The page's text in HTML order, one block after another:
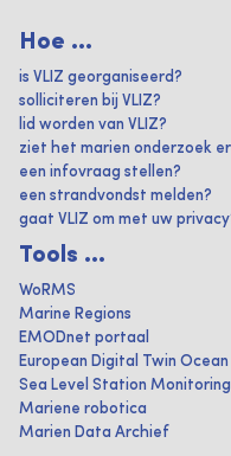
Hoe ...
is VLIZ georganiseerd?
solliciteren bij VLIZ?
lid worden van VLIZ?
ziet het marien onderzoek
een infovraag stellen?
een strandvondst melden?
gaat VLIZ om met uw
Tools ...
WoRMS
Marine Regions
EMODnet portaal
European Digital Twin Ocean
Sea Level Station
Mariene robotica
Marien Data Archief